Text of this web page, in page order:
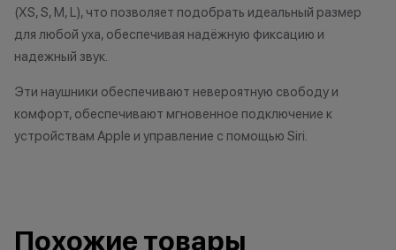
договора купли-продажи по
причинам (отсутствие товара,
нарушение правил акции, иные
•Организатор (продавец) на свое
усмотрение имеет право
изменить условия акции в
мессенджерах
(XS, S, M, L), что позволяет подобрать идеальный размер
для любой уха, обеспечивая надёжную фиксацию и
надежный звук.
Эти наушники обеспечивают невероятную свободу и
комфорт, обеспечивают мгновенное подключение к
устройствам Apple и управление с помощью Siri.
Похожие товары